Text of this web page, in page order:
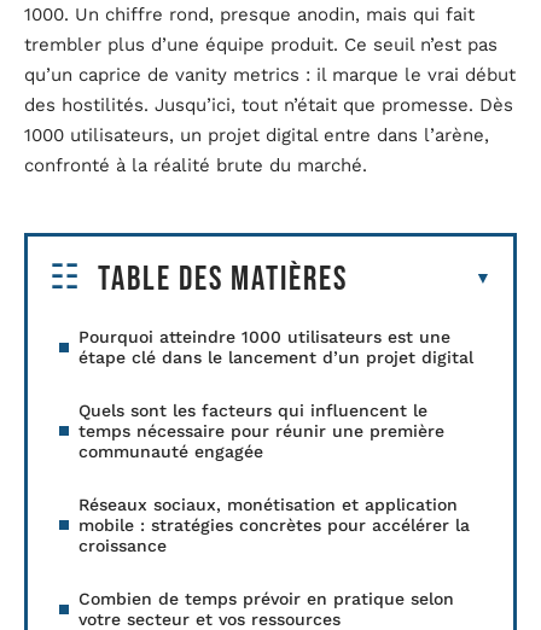
1000. Un chiffre rond, presque anodin, mais qui fait
trembler plus d’une équipe produit. Ce seuil n’est pas
qu’un caprice de vanity metrics : il marque le vrai début
des hostilités. Jusqu’ici, tout n’était que promesse. Dès
1000 utilisateurs, un projet digital entre dans l’arène,
confronté à la réalité brute du marché.
Table des matières
Pourquoi atteindre 1000 utilisateurs est une
étape clé dans le lancement d’un projet digital
Quels sont les facteurs qui influencent le
temps nécessaire pour réunir une première
communauté engagée
Réseaux sociaux, monétisation et application
mobile : stratégies concrètes pour accélérer la
croissance
Combien de temps prévoir en pratique selon
votre secteur et vos ressources